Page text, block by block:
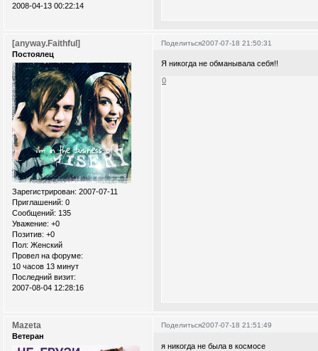
2008-04-13 00:22:14
Поделиться2007-07-18 21:50:31
[anyway.Faithful]
Постоялец
Зарегистрирован: 2007-07-11
Приглашений: 0
Сообщений: 135
Уважение: +0
Позитив: +0
Пол: Женский
Провел на форуме:
10 часов 13 минут
Последний визит:
2007-08-04 12:28:16
Я никогда не обманывала себя!!
0
Поделиться2007-07-18 21:51:49
Mazeta
Ветеран
я никогда не была в космосе